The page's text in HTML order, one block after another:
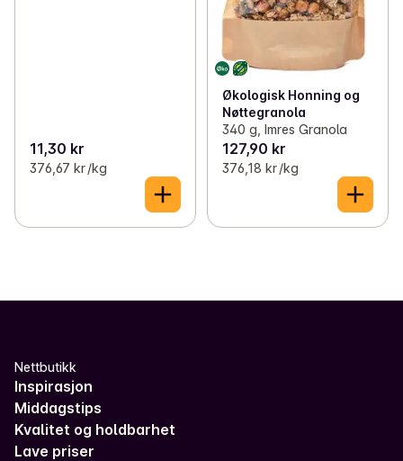
11,30 kr
376,67 kr /kg
Økologisk Honning og
Nøttegranola
340 g, Imres Granola
127,90 kr
376,18 kr /kg
Nettbutikk
Inspirasjon
Middagstips
Kvalitet og holdbarhet
Lave priser